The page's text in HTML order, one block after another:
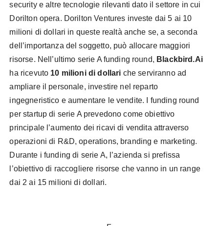
security e altre tecnologie rilevanti dato il settore in cui
Dorilton opera. Dorilton Ventures investe dai 5 ai 10
milioni di dollari in queste realtà anche se, a seconda
dell’importanza del soggetto, può allocare maggiori
risorse. Nell’ultimo serie A funding round, Blackbird.Ai
ha ricevuto 10 milioni di dollari che serviranno ad
ampliare il personale, investire nel reparto
ingegneristico e aumentare le vendite. I funding round
per startup di serie A prevedono come obiettivo
principale l’aumento dei ricavi di vendita attraverso
operazioni di R&D, operations, branding e marketing.
Durante i funding di serie A, l’azienda si prefissa
l’obiettivo di raccogliere risorse che vanno in un range
dai 2 ai 15 milioni di dollari.